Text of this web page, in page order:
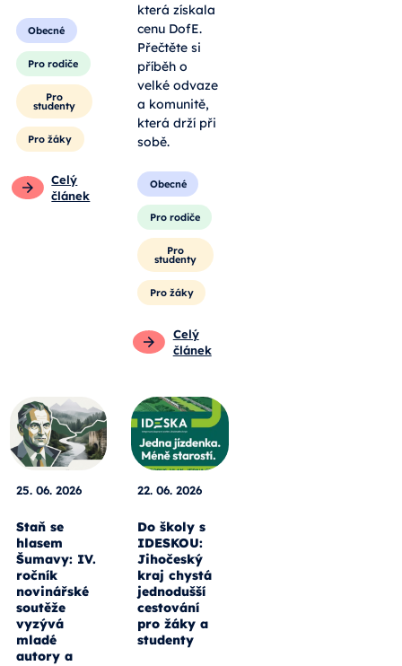
Obecné
Pro rodiče
Pro
studenty
Pro žáky
Celý
článek
která získala
cenu DofE.
Přečtěte si
příběh o
velké odvaze
a komunitě,
která drží při
sobě.
Obecné
Pro rodiče
Pro
studenty
Pro žáky
Celý
článek
25. 06. 2026
Staň se
hlasem
Šumavy: IV.
ročník
novinářské
soutěže
vyzývá
mladé
autory a
22. 06. 2026
Do školy s
IDESKOU:
Jihočeský
kraj chystá
jednodušší
cestování
pro žáky a
studenty